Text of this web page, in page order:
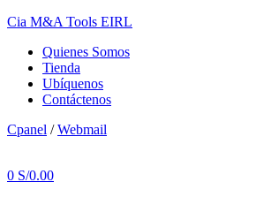
Cia M&A Tools EIRL
Quienes Somos
Tienda
Ubíquenos
Contáctenos
Cpanel /Webmail
0 S/0.00